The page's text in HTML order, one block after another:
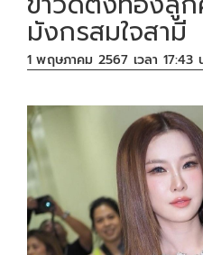
มังกรสมใจสามี
1 พฤษภาคม 2567 เวลา 17:43